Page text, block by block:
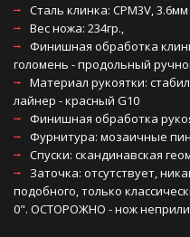
Сталь клинка: CPM3V, 3.6мм
Вес ножа: 234гр.,
Финишная обработка
голомень - продольный
Материал рукоятки:
лайнер - красный G10
Финишная обработка
Фурнитура: мозаичные
Спуски: скандинавская
Заточка: отсутствует,
подобного, только
0". ОСТОРОЖНО - нож